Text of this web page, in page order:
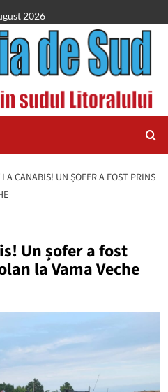
2026
CANABIS! UN ȘOFER A FOST PRINS
Un șofer a fost
la Vama Veche